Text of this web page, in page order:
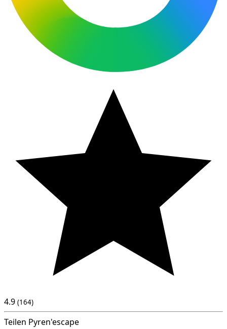
4.9 (164)
Teilen Pyren'escape